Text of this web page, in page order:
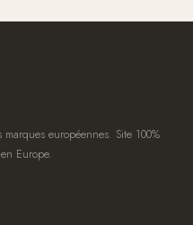
européennes. Site 100%
Europe.